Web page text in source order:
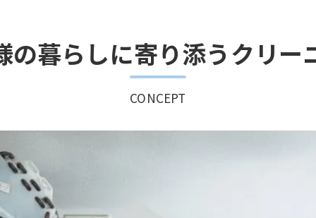
の暮らしに寄り添うクリー
CONCEPT